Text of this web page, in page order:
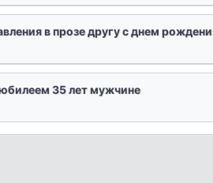
в прозе другу с днем
35 лет мужчине